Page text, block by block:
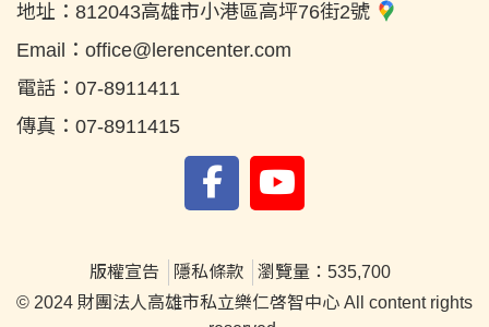
地址： 812043高雄市小港區高坪76街2號
Email： office@lerencenter.com
電話： 07-8911411
傳真： 07-8911415
版權宣告 隱私條款
瀏覽量：535,700
© 2024 財團法人高雄市私立樂仁啓智中心 All content rights